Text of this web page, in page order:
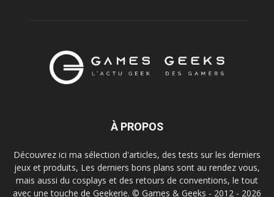
À PROPOS
Découvrez ici ma sélection d'articles, des tests sur les derniers
jeux et produits, Les derniers bons plans sont au rendez vous,
mais aussi du cosplays et des retours de conventions, le tout
avec une touche de Geekerie. © Games & Geeks - 2012 - 2026